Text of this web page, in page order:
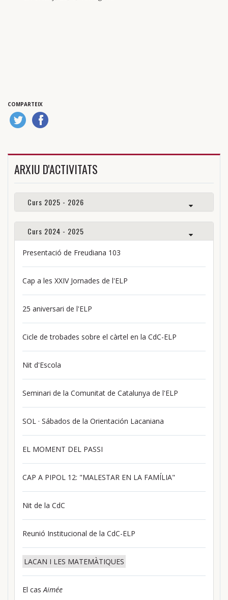
COMPARTEIX
ARXIU D'ACTIVITATS
Curs 2025 - 2026
Curs 2024 - 2025
Presentació de Freudiana 103
Cap a les XXIV Jornades de l'ELP
25 aniversari de l'ELP
Cicle de trobades sobre el càrtel en la CdC-ELP
Nit d'Escola
Seminari de la Comunitat de Catalunya de l'ELP
SOL · Sábados de la Orientación Lacaniana
EL MOMENT DEL PASSI
CAP A PIPOL 12: "MALESTAR EN LA FAMÍLIA"
Nit de la CdC
Reunió Institucional de la CdC-ELP
LACAN I LES MATEMÀTIQUES
El casAimée